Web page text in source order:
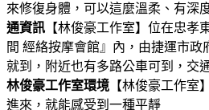
來修復身體，可以這麼溫柔、有深
通資訊 【林俊豪工作室】位在忠孝
間 經絡按摩會館』內，由捷運市政
就到，附近也有多路公車可到，交
林俊豪工作室環境 【林俊豪工作室
進來，就能感受到一種平靜